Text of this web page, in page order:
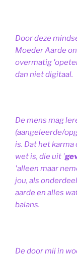
Door deze
Moeder Aarde
overmatig
dan niet digitaal.
De mens mag
(aangeleerde/
is. Dat het
wet is, die uit '
'alleen maar
jou, als
aarde en alles
balans.
De door mij in